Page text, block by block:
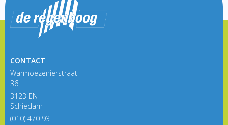
CONTACT
Warmoezenierstraat
36
3123 EN
Schiedam
(010) 470 93